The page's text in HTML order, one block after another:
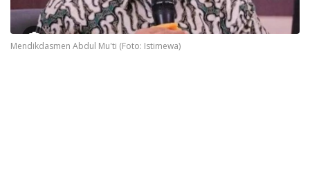
Mendikdasmen Abdul Mu'ti (Foto: Istimewa)